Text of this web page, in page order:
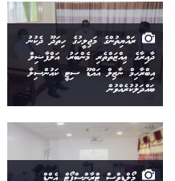
ރައްޔިތުންގެ މަޖިލީހުގެ ހިތަދޫ ދެކުނު
ދާއިރާގެ ޢިއްޒަތްތެރި މެންބަރު، އަލްފާޟިލް
އިބްރާހިމް ނާޒިލް އައްޑޫ ސިޓީ ކައުންސިލާ
ބައްދަލުކުރެއްވުން